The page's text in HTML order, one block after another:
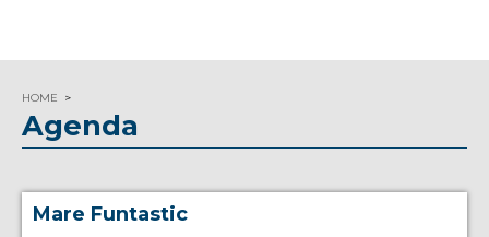
HOME
Agenda
Mare Funtastic